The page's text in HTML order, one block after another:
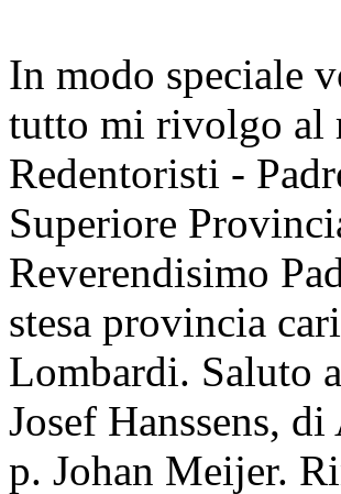
In modo speciale
tutto mi rivolgo al
Redentoristi -
Superiore
Reverendisimo
stesa provincia
Lombardi. Saluto
Josef Hanssens,
p. Johan Meijer.